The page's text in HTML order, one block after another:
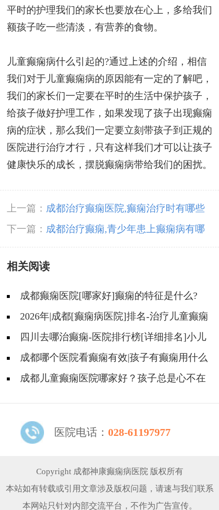
平时的护理我们的家长也要放在心上，多给我们
额孩子吃一些清淡，有营养的食物。
儿童癫痫病什么引起的?通过上述的介绍，相信
我们对于儿童癫痫病的原因能有一定的了解吧，
我们的家长们一定要在平时的生活中保护孩子，
给孩子做好护理工作，如果发现了孩子出现癫痫
病的症状，那么我们一定要立刻带孩子到正规的
医院进行治疗才行，只有这样我们才可以让孩子
健康快乐的成长，摆脱癫痫病带给我们的困扰。
上一篇： 成都治疗癫痫医院,癫痫治疗时有哪些
误区?
下一篇： 成都治疗癫痫,青少年患上癫痫病有哪
些护理工作?
相关阅读
成都癫痫医院[哪家好]癫痫的特征是什么?
2026年|成都[癫痫病医院]排名-治疗儿童癫痫
好? 四川去哪治癫痫-医院排行榜[详细排名]小儿
癫痫如何治疗?
成都哪个医院看癫痫有效|孩子有癫痫用什么
方法治比较好?
成都儿童癫痫医院哪家好？孩子总是心不在
医院电话： 028-61197977
Copyright 成都神康癫痫病医院 版权所有
本站如有转载或引用文章涉及版权问题，请速与我们联系
本网站只针对内部交流平台，不作为广告宣传。